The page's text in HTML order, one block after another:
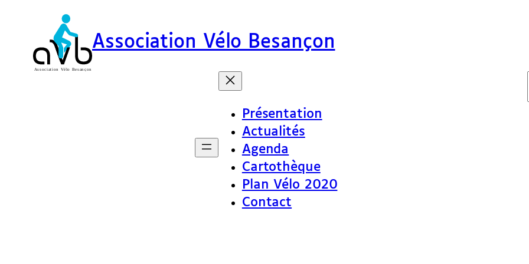
Association Vélo Besançon
Présentation
Actualités
Agenda
Cartothèque
Plan Vélo 2020
Contact